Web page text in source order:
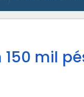
150 mil